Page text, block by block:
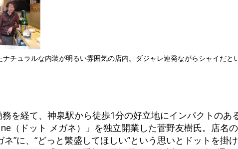
チュラルな内装が明るい雰囲気の店内。ダジャレ連発ながらシャイだと
を経て、神泉駅から徒歩1分の好立地にインパクトのあ
（ドット メガネ）」を独立開業した菅野友樹氏。店名
ネ”に、“どっと繁盛してほしい”という思いとドットを掛